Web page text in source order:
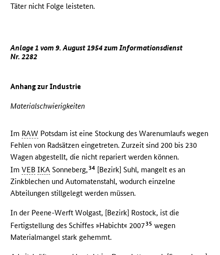
Täter nicht Folge leisteten.
Anlage 1 vom 9. August 1954 zum Informationsdienst
Nr. 2282
Anhang zur Industrie
Materialschwierigkeiten
Im RAW Potsdam ist eine Stockung des Warenumlaufs wegen
Fehlen von Radsätzen eingetreten. Zurzeit sind 200 bis 230
Wagen abgestellt, die nicht repariert werden können.
ImVEB IKA Sonneberg,34 [Bezirk] Suhl, mangelt es an
Zinkblechen und Automatenstahl, wodurch einzelne
Abteilungen stillgelegt werden müssen.
In der Peene-Werft Wolgast, [Bezirk] Rostock, ist die
Fertigstellung des Schiffes »Habicht« 200735 wegen
Materialmangel stark gehemmt.